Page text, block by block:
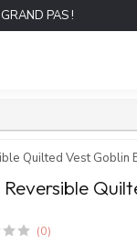
PAS !
Quilted Vest Goblin
(0)